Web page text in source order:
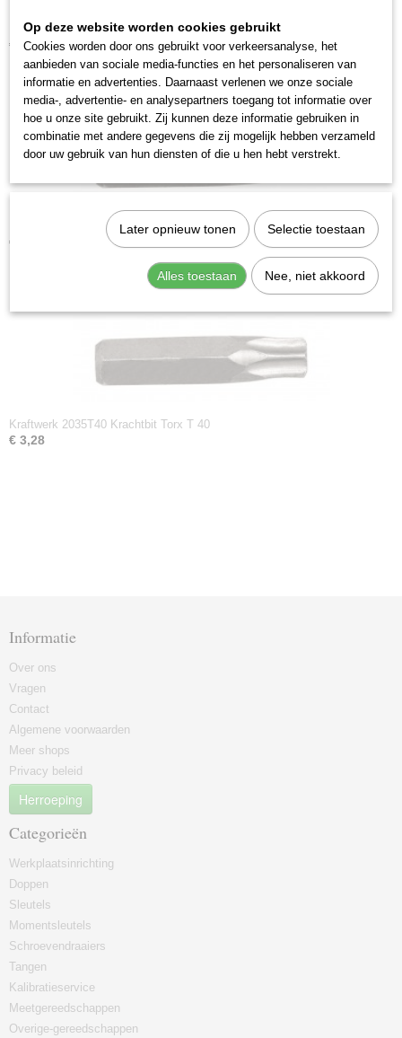
Kraftwerk 2035T30 Krachtbit Torx T 30
€ 3,28
Kraftwerk 2035T45 Krachtbit Torx T 45
€ 3,28
Kraftwerk 2035T40 Krachtbit Torx T 40
€ 3,28
Informatie
Over ons
Vragen
Contact
Algemene voorwaarden
Meer shops
Privacy beleid
Herroeping
Categorieën
Werkplaatsinrichting
Doppen
Sleutels
Momentsleutels
Schroevendraaiers
Tangen
Kalibratieservice
Meetgereedschappen
Overige-gereedschappen
Op deze website worden cookies gebruikt
Cookies worden door ons gebruikt voor verkeersanalyse, het
aanbieden van sociale media-functies en het personaliseren van
informatie en advertenties. Daarnaast verlenen we onze sociale
media-, advertentie- en analysepartners toegang tot informatie over
hoe u onze site gebruikt. Zij kunnen deze informatie gebruiken in
combinatie met andere gegevens die zij mogelijk hebben verzameld
door uw gebruik van hun diensten of die u hen hebt verstrekt.
Later opnieuw tonen Selectie toestaan
Alles toestaan Nee, niet akkoord